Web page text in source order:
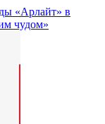
«Арлайт» в
чудом»